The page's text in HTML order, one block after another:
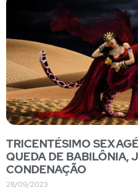
TRICENTÉSIMO
QUEDA DE BABILÔNIA,
CONDENAÇÃO
28/09/2023